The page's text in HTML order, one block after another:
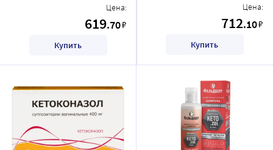
Цена:
619.70₽
Купить
Цена:
712.10₽
Купить